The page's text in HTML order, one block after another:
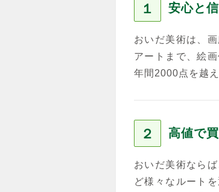
１ 安心と
おいだ美術は、
アートまで、絵
年間2000点を越
２ 高値で
おいだ美術なら
ど様々なルート